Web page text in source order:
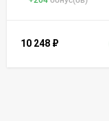
10 248 ₽